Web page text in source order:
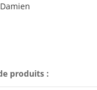
produits :